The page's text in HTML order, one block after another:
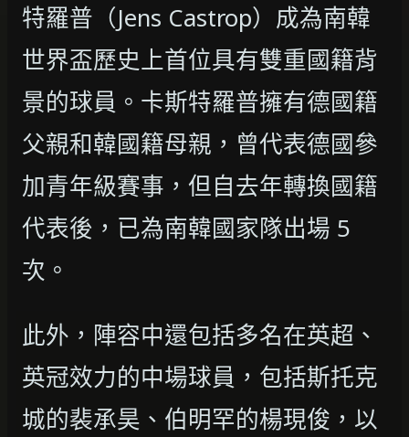
特羅普（Jens Castrop）成為南韓
世界盃歷史上首位具有雙重國籍背
景的球員。卡斯特羅普擁有德國籍
父親和韓國籍母親，曾代表德國參
加青年級賽事，但自去年轉換國籍
代表後，已為南韓國家隊出場 5
次。
此外，陣容中還包括多名在英超、
英冠效力的中場球員，包括斯托克
城的裴承昊、伯明罕的楊現俊，以